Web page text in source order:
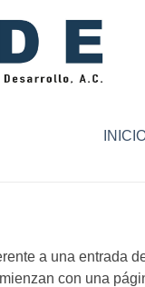
a una entrada
con una